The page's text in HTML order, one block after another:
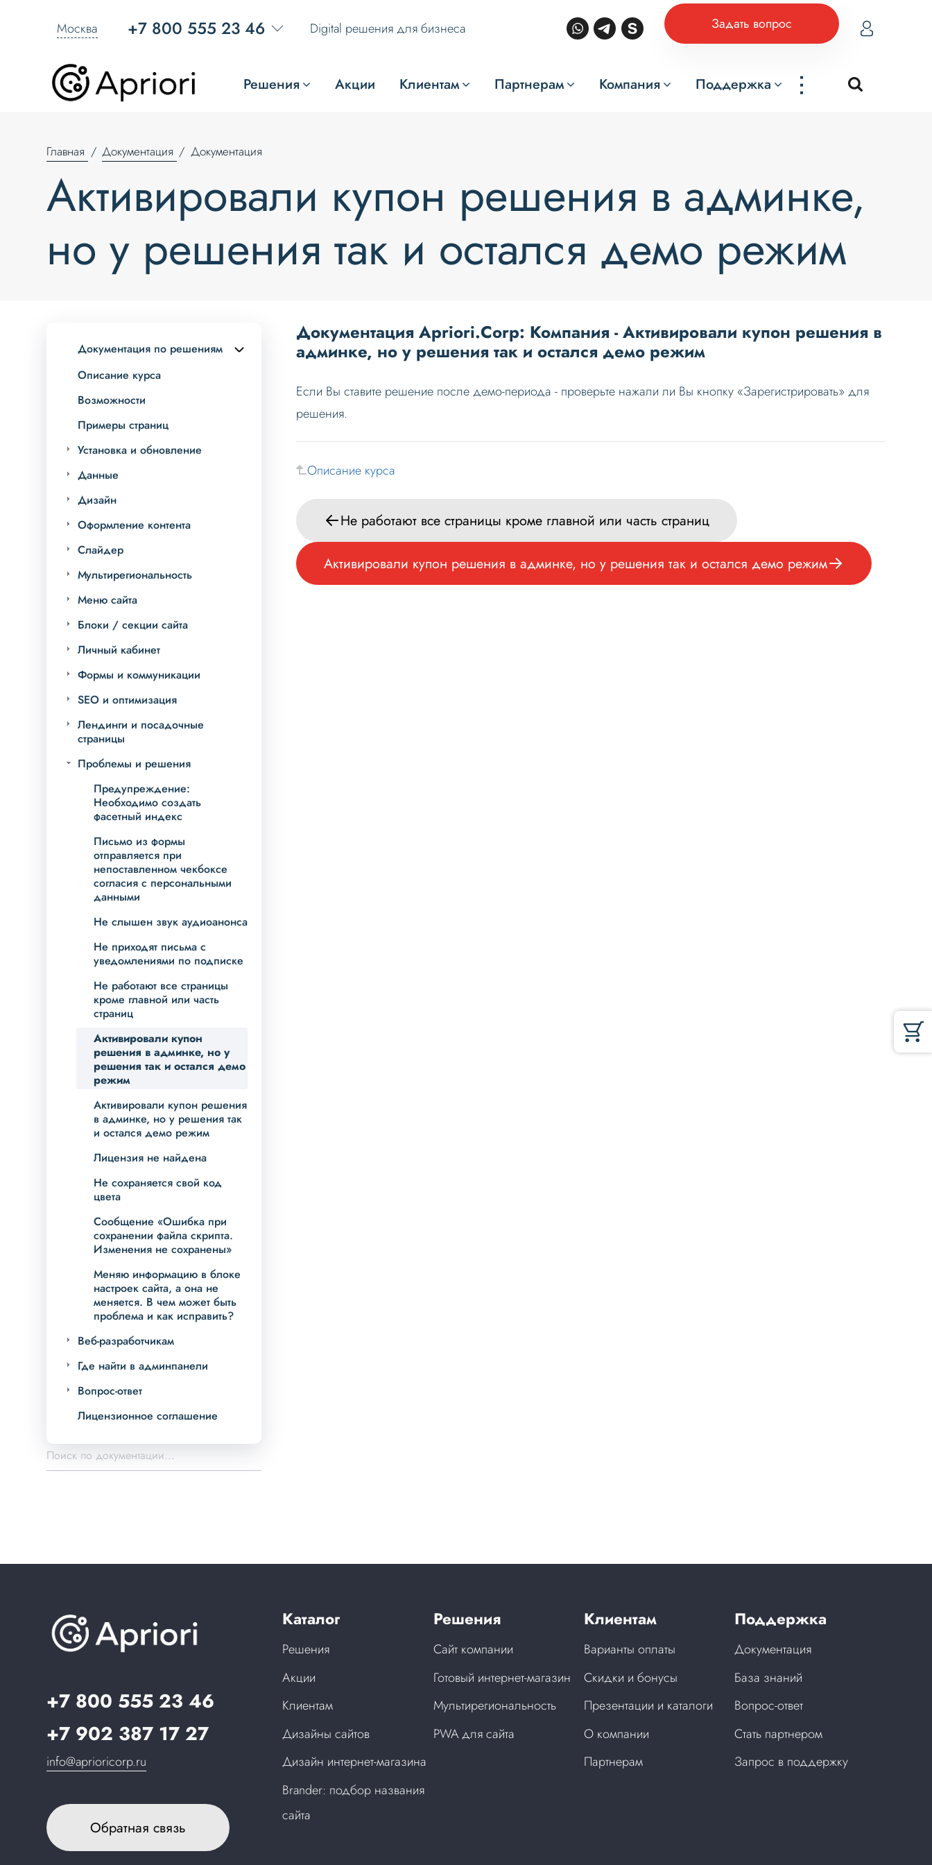
Москва +7 800 555 23 46 Digital решения для бизнеса Задать вопрос
Решения Акции Клиентам Партнерам Компания Поддержка ...
Главная Документация Документация
Активировали купон решения в админке,
но у решения так и остался демо режим
Документация по решениям
Описание курса
Возможности
Примеры страниц
Установка и обновление
Данные
Дизайн
Оформление контента
Слайдер
Мультирегиональность
Меню сайта
Блоки / секции сайта
Личный кабинет
Формы и коммуникации
SEO и оптимизация
Лендинги и посадочные
страницы
Проблемы и решения
Предупреждение:
Необходимо создать
фасетный индекс
Письмо из формы
отправляется при
непоставленном чекбоксе
согласия с персональными
данными
Не слышен звук аудиоанонса
Не приходят письма с
уведомлениями по подписке
Не работают все страницы
кроме главной или часть
страниц
Активировали купон
решения в админке, но у
решения так и остался демо
режим
Активировали купон решения
в админке, но у решения так
и остался демо режим
Лицензия не найдена
Не сохраняется свой код
цвета
Сообщение «Ошибка при
сохранении файла скрипта.
Изменения не сохранены»
Меняю информацию в блоке
настроек сайта, а она не
меняется. В чем может быть
проблема и как исправить?
Веб-разработчикам
Где найти в админпанели
Вопрос-ответ
Лицензионное соглашение
Документация Apriori.Corp: Компания - Активировали купон решения в
админке, но у решения так и остался демо режим
Если Вы ставите решение после демо-периода - проверьте нажали ли Вы кнопку «Зарегистрировать» для
решения.
Описание курса
Не работают все страницы кроме главной или часть страниц
Активировали купон решения в админке, но у решения так и остался демо режим
+7 800 555 23 46
+7 902 387 17 27
info@aprioricorp.ru
Обратная связь
Каталог
Решения
Акции
Клиентам
Дизайны сайтов
Дизайн интернет-магазина
Brander: подбор названия
сайта
Решения
Сайт компании
Готовый интернет-магазин
Мультирегиональность
PWA для сайта
Клиентам
Варианты оплаты
Скидки и бонусы
Презентации и каталоги
О компании
Партнерам
Поддержка
Документация
База знаний
Вопрос-ответ
Стать партнером
Запрос в поддержку